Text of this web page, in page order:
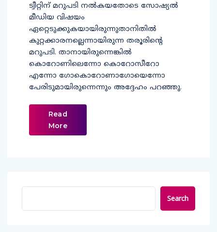
ട്വീറ്റിന് മറുപടി നല്‍കയതോടെ സോഷ്യല്‍
മീഡിയ വിഷയം
ഏറ്റെടുക്കുകയായിരുന്നുതാനിതില്‍
കുറ്റക്കാരനല്ലെന്നായിരുന്ന തരൂരിന്റെ
മറുപടി. താനായിരുന്നെങ്കില്‍
കൊറോണിലെന്നോ കൊറോസീറോ
എന്നോ ഗോകൊറോണാഗോയെന്നോ
പേരിടുമായിരുന്നെന്നും അദ്ദേഹം പറഞ്ഞു.
Read
More
Search